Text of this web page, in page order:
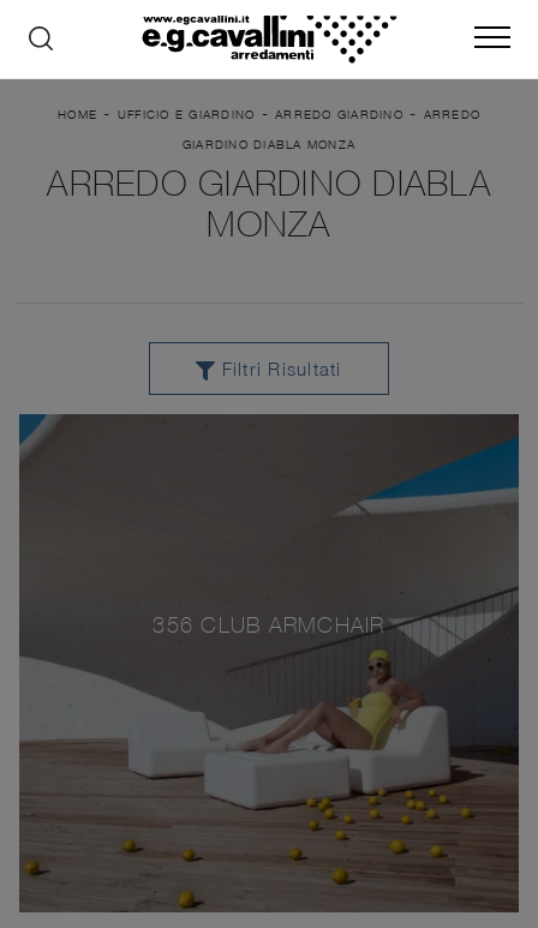
HOME - UFFICIO E GIARDINO - ARREDO GIARDINO - ARREDO
GIARDINO DIABLA MONZA
ARREDO GIARDINO DIABLA
MONZA
Filtri Risultati
356 CLUB ARMCHAIR